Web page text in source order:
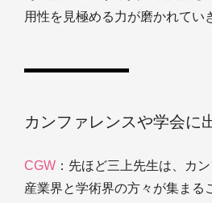
用性を見極める力が磨かれてい
カンファレンスや学会に
CGW ：先ほど三上先生は、カ
産業界と学術界の方々が集まる